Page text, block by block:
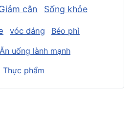
cân Sống khỏe
vóc dáng Béo phì
Ăn uống lành mạnh
Thực phẩm